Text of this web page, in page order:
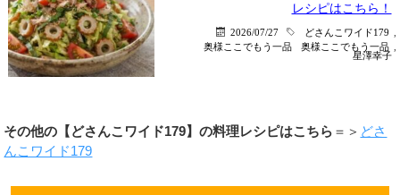
レシピはこちら！
2026/07/27 どさんこワイド179
奥様ここでもう一品
奥様ここでもう一品
星澤幸子
その他の【どさんこワイド179】の料理レシピはこちら ＝＞ どさ
んこワイド179